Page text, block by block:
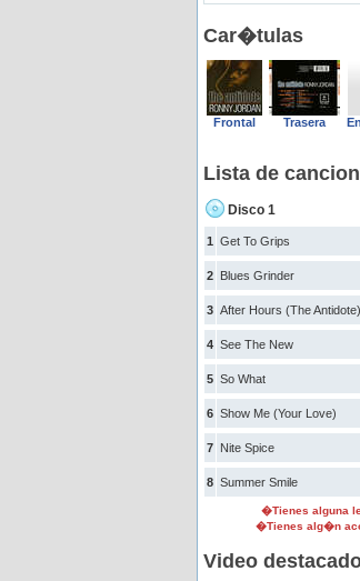
Car�tulas
Frontal Trasera
Lista de
Disco 1
1 Get To Grips
2 Blues Grinder
3 After Hours (The Antidote)
4 See The New
5 So What
6 Show Me (Your Love)
7 Nite Spice
8 Summer Smile
�Tienes alguna
�Tienes alg�n
Video